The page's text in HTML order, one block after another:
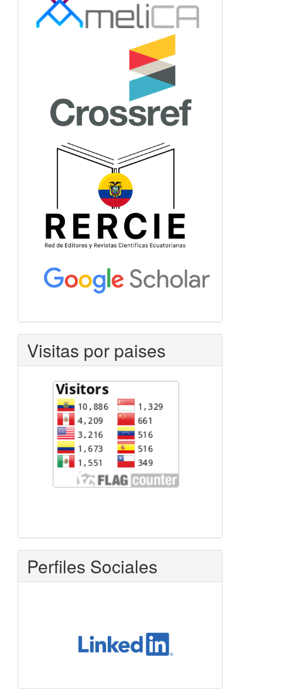
Visitas por paises
Perfiles Sociales